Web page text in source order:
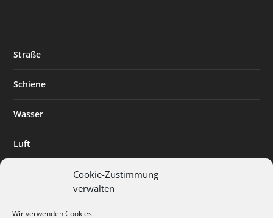
Cookie-Zustimmung
verwalten
Wir verwenden Cookies.
Straße
Schiene
Wasser
Luft